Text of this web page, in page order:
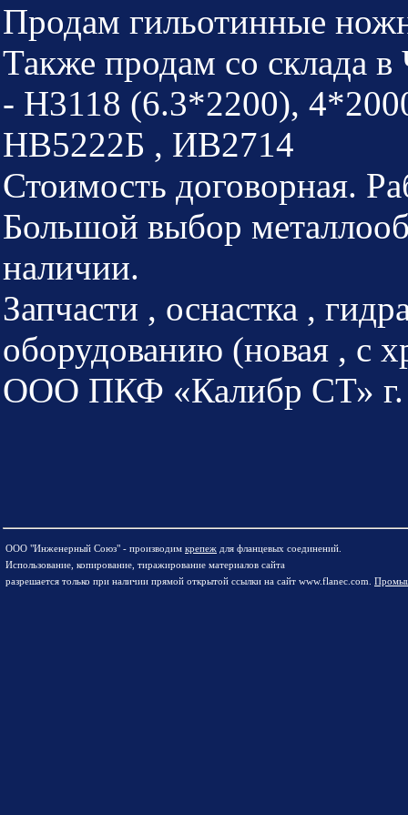
Продам гильотинные
Также продам со склада в
- Н3118 (6.3*2200),
НВ5222Б , ИВ2714
Стоимость договорная.
Большой выбор
наличии.
Запчасти , оснастка ,
оборудованию (новая , с
ООО ПКФ «Калибр СТ» г.
ООО "Инженерный Союз" - производим крепеж для фланцевых соединений.
Использование, копирование, тиражирование материалов сайта
разрешается только при наличии прямой открытой ссылки на сайт www.flanec.com.